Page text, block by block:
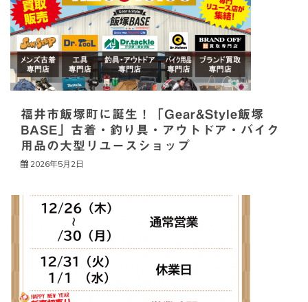
ョ
ン
福井市飯塚町に誕生！「Gear&Style飯塚
BASE」古着・釣り具・アウトドア・バイク
用品の大型リユースショップ
2026年5月2日